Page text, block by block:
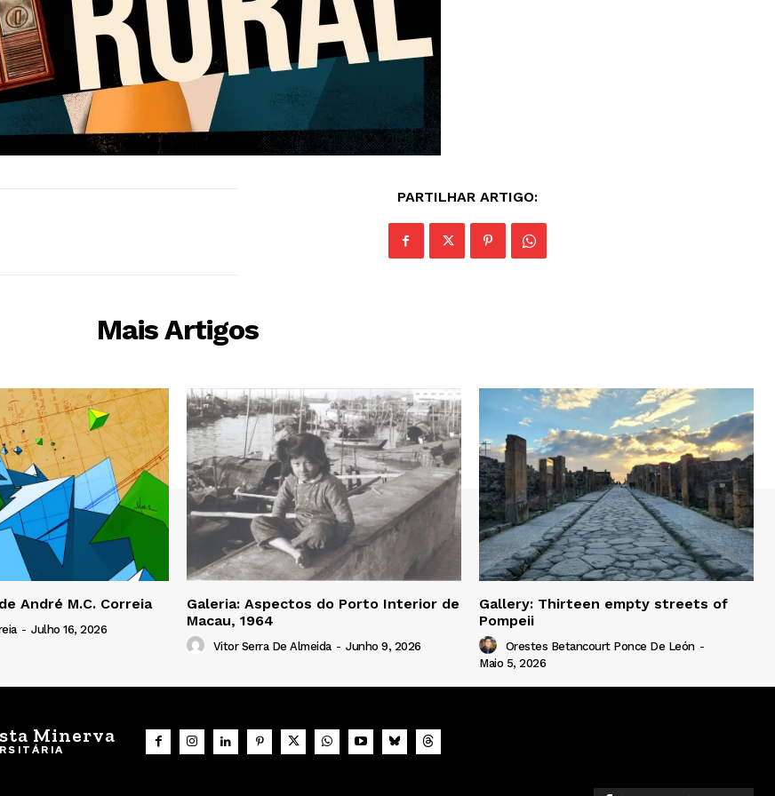
PARTILHAR ARTIGO:
Mais Artigos
André M.C. Correia
- Julho 16, 2026
Galeria: Aspectos do Porto Interior de
Macau, 1964
Vitor Serra De Almeida - Junho 9, 2026
Gallery: Thirteen empty streets of
Pompeii
Orestes Betancourt Ponce De León -
Maio 5, 2026
Minerva